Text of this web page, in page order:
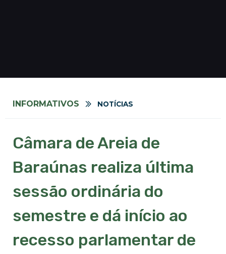
INFORMATIVOS NOTÍCIAS
Câmara de Areia de
Baraúnas realiza última
sessão ordinária do
semestre e dá início ao
recesso parlamentar de